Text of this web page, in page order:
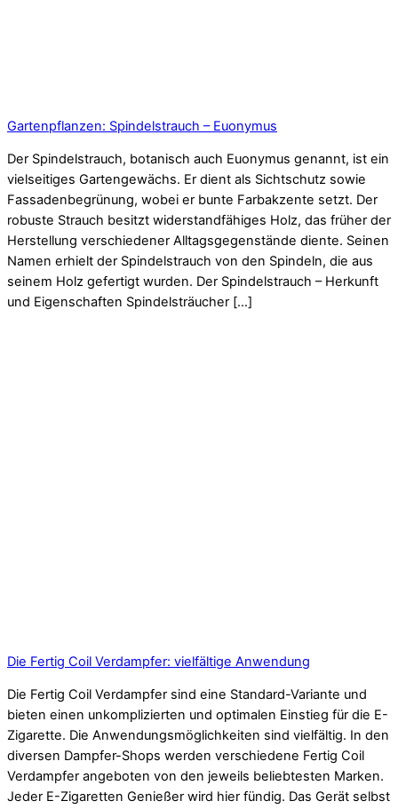
Gartenpflanzen: Spindelstrauch – Euonymus
Der Spindelstrauch, botanisch auch Euonymus genannt, ist ein
vielseitiges Gartengewächs. Er dient als Sichtschutz sowie
Fassadenbegrünung, wobei er bunte Farbakzente setzt. Der
robuste Strauch besitzt widerstandfähiges Holz, das früher der
Herstellung verschiedener Alltagsgegenstände diente. Seinen
Namen erhielt der Spindelstrauch von den Spindeln, die aus
seinem Holz gefertigt wurden. Der Spindelstrauch – Herkunft
und Eigenschaften Spindelsträucher […]
Die Fertig Coil Verdampfer: vielfältige Anwendung
Die Fertig Coil Verdampfer sind eine Standard-Variante und
bieten einen unkomplizierten und optimalen Einstieg für die E-
Zigarette. Die Anwendungsmöglichkeiten sind vielfältig. In den
diversen Dampfer-Shops werden verschiedene Fertig Coil
Verdampfer angeboten von den jeweils beliebtesten Marken.
Jeder E-Zigaretten Genießer wird hier fündig. Das Gerät selbst